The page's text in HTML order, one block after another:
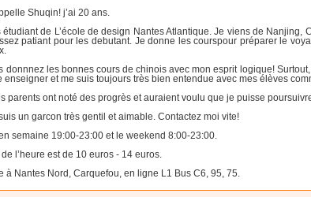
Shuqin! j’ai 20 ans.
étudiant de L’école de design Nantes Atlantique. Je viens de
patiant pour les debutant. Je donne les courspour préparer le
donnnez les bonnes cours de chinois avec mon esprit logique!
enseigner et me suis toujours très bien entendue avec mes élèves
parents ont noté des progrès et auraient voulu que je puisse
un garcon très gentil et aimable. Contactez moi vite!
semaine 19:00-23:00 et le weekend 8:00-23:00.
l’heure est de 10 euros - 14 euros.
à Nantes Nord, Carquefou, en ligne L1 Bus C6, 95, 75.